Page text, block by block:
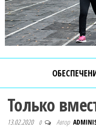
Только
13.02.2020 0 Автор